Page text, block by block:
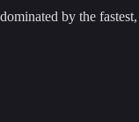
by the